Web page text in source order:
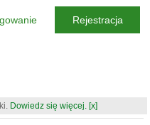
Dowiedz się więcej. [x]
Rejestracja